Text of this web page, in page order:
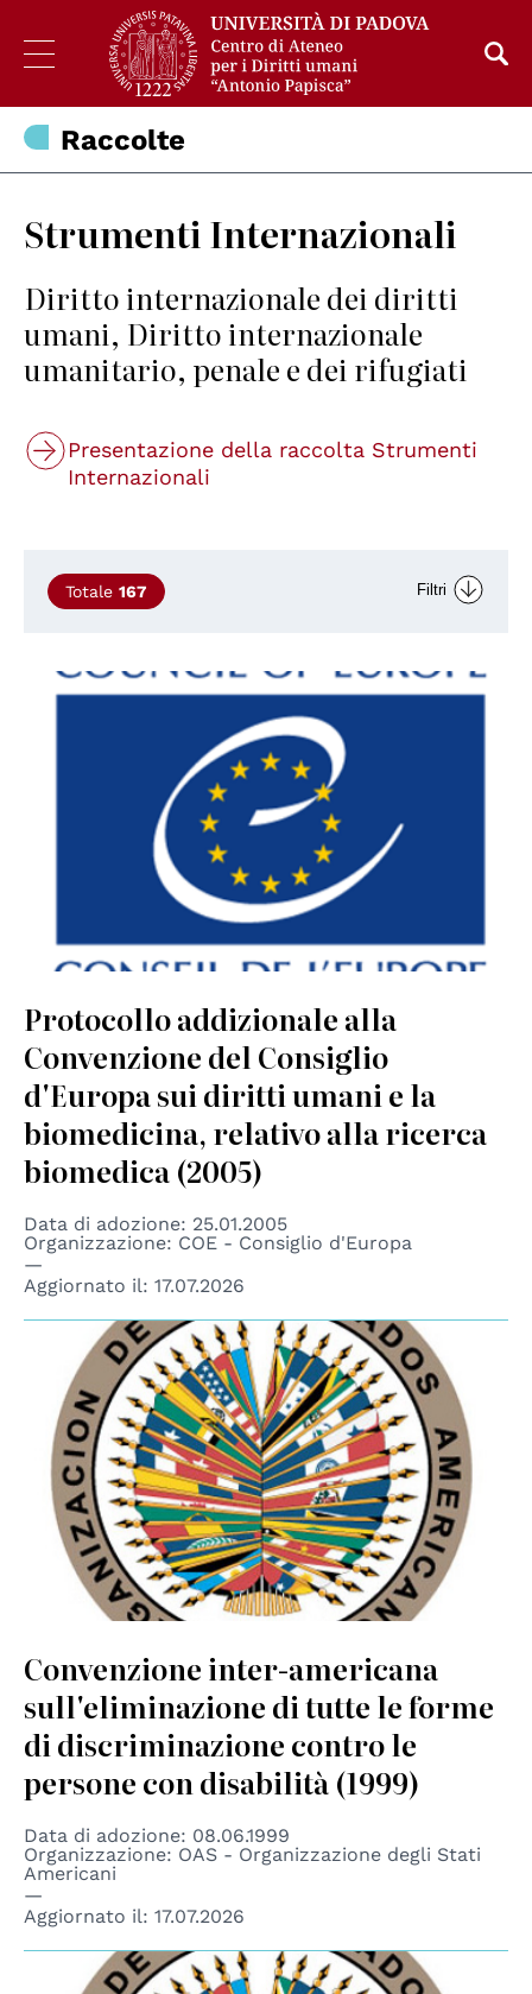
Raccolte
Strumenti Internazionali
Diritto internazionale dei diritti
umani, Diritto internazionale
umanitario, penale e dei rifugiati
Presentazione della raccolta Strumenti
Internazionali
Filtri
Totale 167
Protocollo addizionale alla
Convenzione del Consiglio
d'Europa sui diritti umani e la
biomedicina, relativo alla ricerca
biomedica (2005)
Data di adozione: 25.01.2005
Organizzazione: COE - Consiglio d'Europa
Aggiornato il: 17.07.2026
Convenzione inter-americana
sull'eliminazione di tutte le forme
di discriminazione contro le
persone con disabilità (1999)
Data di adozione: 08.06.1999
Organizzazione: OAS - Organizzazione degli Stati
Americani
Aggiornato il: 17.07.2026